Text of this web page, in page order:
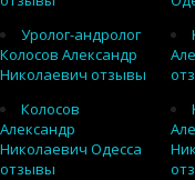
Уролог-андролог
Колосов Александр
Николаевич отзывы
Колосов
Александр
Николаевич Одесса
отзывы